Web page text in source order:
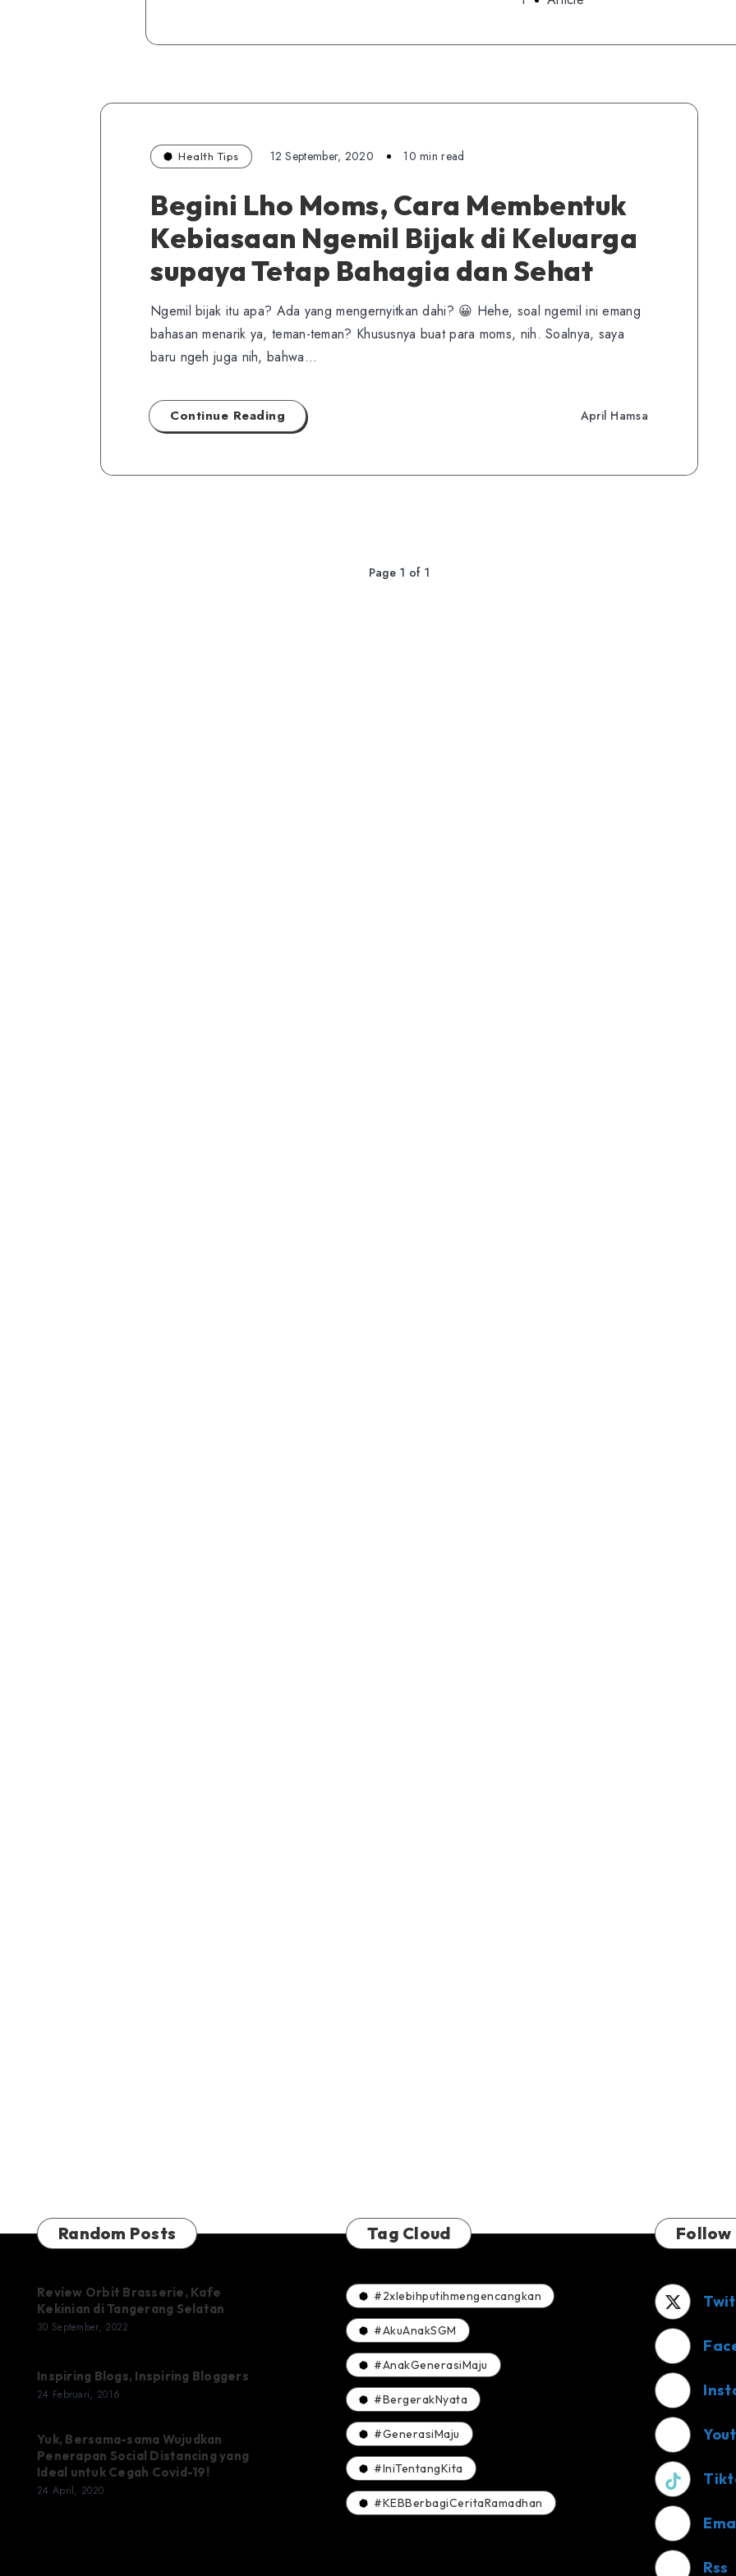
Health Tips 12 September, 2020 10 min read
Begini Lho Moms, Cara Membentuk
Kebiasaan Ngemil Bijak di Keluarga
supaya Tetap Bahagia dan Sehat
Ngemil bijak itu apa? Ada yang mengernyitkan dahi? 😀 Hehe, soal ngemil ini emang
bahasan menarik ya, teman-teman? Khususnya buat para moms, nih. Soalnya, saya
baru ngeh juga nih, bahwa…
Continue Reading April Hamsa
Page 1 of 1
Random Posts
Review Orbit Brasserie, Kafe
Kekinian di Tangerang Selatan
30 September, 2022
Inspiring Blogs, Inspiring Bloggers
24 Februari, 2016
Yuk, Bersama-sama Wujudkan
Penerapan Social Distancing yang
Ideal untuk Cegah Covid-19!
24 April, 2020
Tag Cloud
#2xlebihputihmengencangkan
#AkuAnakSGM
#AnakGenerasiMaju
#BergerakNyata
#GenerasiMaju
#IniTentangKita
#KEBBerbagiCeritaRamadhan
Follow
Rss